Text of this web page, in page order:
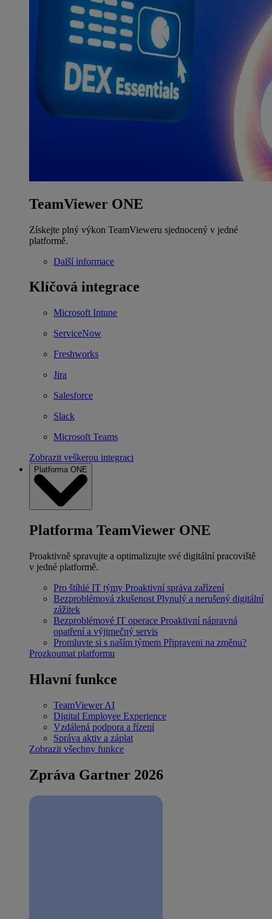
TeamViewer ONE
Získejte plný výkon TeamVieweru sjednocený v jedné
platformě.
Další informace
Klíčová integrace
Microsoft Intune
ServiceNow
Freshworks
Jira
Salesforce
Slack
Microsoft Teams
Zobrazit veškerou integraci
Platforma ONE
Platforma TeamViewer ONE
Proaktivně spravujte a optimalizujte své digitální pracoviště
v jedné platformě.
Pro štíhlé IT týmy Proaktivní správa zařízení
Bezproblémová zkušenost Plynulý a nerušený digitální
zážitek
Bezproblémové IT operace Proaktivní nápravná
opatření a výjimečný servis
Promluvte si s naším týmem Připraveni na změnu?
Prozkoumat platformu
Hlavní funkce
TeamViewer AI
Digital Employee Experience
Vzdálená podpora a řízení
Správa aktiv a záplat
Zobrazit všechny funkce
Zpráva Gartner 2026